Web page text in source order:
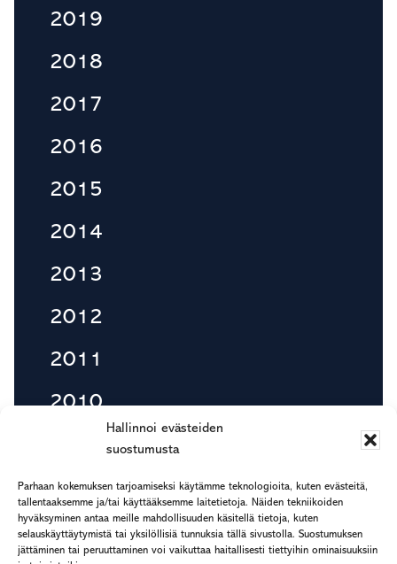
Hallinnoi evästeiden
suostumusta
Parhaan kokemuksen tarjoamiseksi käytämme teknologioita, kuten evästeitä,
tallentaaksemme ja/tai käyttääksemme laitetietoja. Näiden tekniikoiden
hyväksyminen antaa meille mahdollisuuden käsitellä tietoja, kuten
selauskäyttäytymistä tai yksilöllisiä tunnuksia tällä sivustolla. Suostumuksen
jättäminen tai peruuttaminen voi vaikuttaa haitallisesti tiettyihin ominaisuuksiin
2019
2018
2017
2016
2015
2014
2013
2012
2011
2010
Footer
etu.suku@rapp.fi
puh. 044 7799 277
Rekisteri- ja tietosuojaseloste